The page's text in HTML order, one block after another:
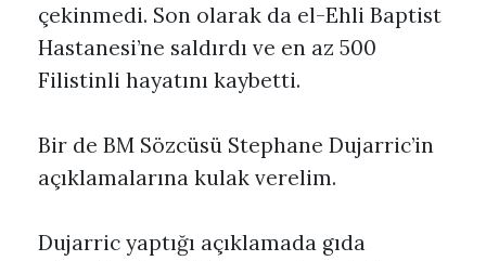
çekinmedi. Son olarak da el-Ehli Baptist
Hastanesi’ne saldırdı ve en az 500
Filistinli hayatını kaybetti.
Bir de BM Sözcüsü Stephane Dujarric’in
açıklamalarına kulak verelim.
Dujarric yaptığı açıklamada gıda